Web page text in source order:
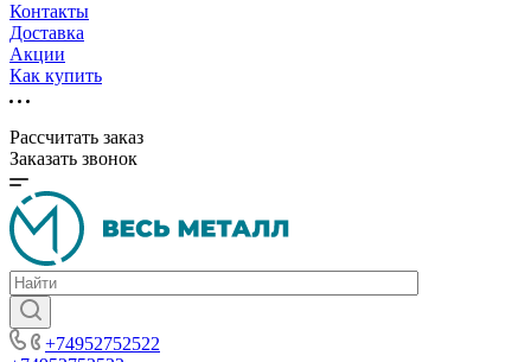
Контакты
Доставка
Акции
Как купить
Рассчитать заказ
Заказать звонок
+74952752522